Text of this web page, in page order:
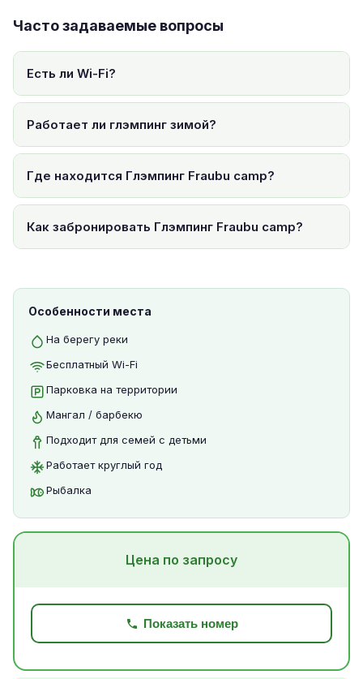
Часто задаваемые вопросы
Есть ли Wi-Fi?
Работает ли глэмпинг зимой?
Где находится Глэмпинг Fraubu camp?
Как забронировать Глэмпинг Fraubu camp?
Особенности места
На берегу реки
Бесплатный Wi-Fi
Парковка на территории
Мангал / барбекю
Подходит для семей с детьми
Работает круглый год
Рыбалка
Цена по запросу
Показать номер